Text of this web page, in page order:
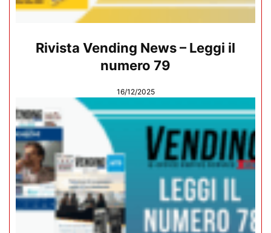
Rivista Vending News – Leggi il
numero 79
16/12/2025